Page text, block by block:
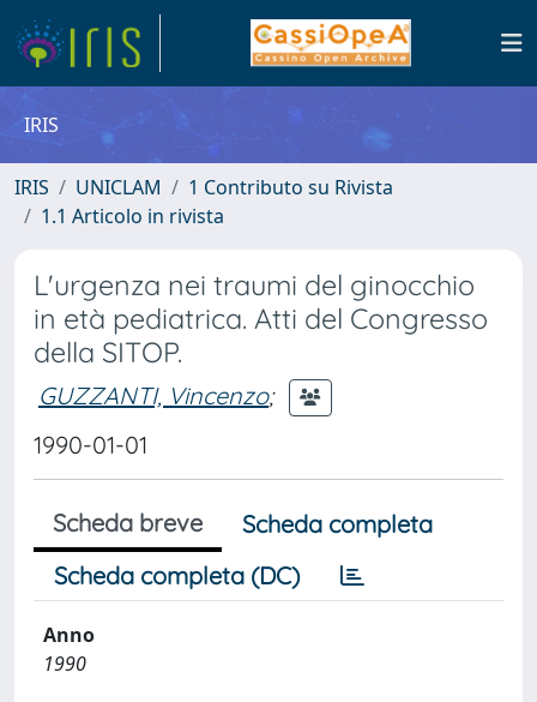
IRIS
IRIS UNICLAM
1 Contributo su Rivista
1.1 Articolo in rivista
L'urgenza nei traumi del ginocchio
in età pediatrica. Atti del Congresso
della SITOP.
GUZZANTI, Vincenzo;
1990-01-01
Scheda breve
Scheda completa
Scheda completa (DC)
Anno
1990